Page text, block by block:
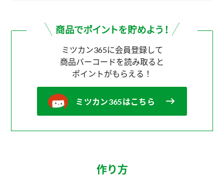
ミツカン365に会員登録して
商品バーコードを読み取ると
ポイントがもらえる！
ミツカン365はこちら
作り方